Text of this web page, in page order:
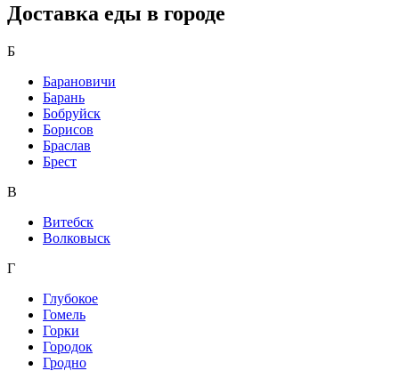
Доставка еды в городе
Б
Барановичи
Барань
Бобруйск
Борисов
Браслав
Брест
В
Витебск
Волковыск
Г
Глубокое
Гомель
Горки
Городок
Гродно